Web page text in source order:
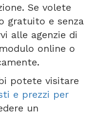
Se volete
gratuito e senza
alle agenzie di
online o
potete visitare
e prezzi per
un